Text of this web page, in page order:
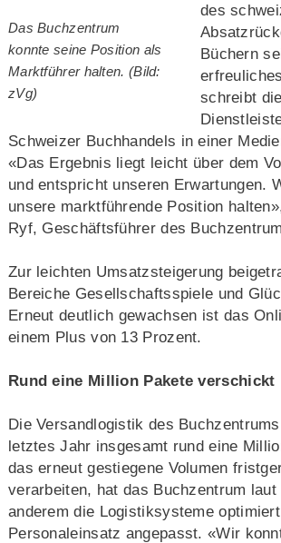
Das Buchzentrum
konnte seine Position als
Marktführer halten. (Bild:
zVg)
des
Büchern
schreibt
Schweizer Buchhandels in einer
«Das Ergebnis liegt leicht über dem
und entspricht unseren Erwartungen.
unsere marktführende Position
Ryf, Geschäftsführer des
Zur leichten Umsatzsteigerung
Bereiche Gesellschaftsspiele und
Erneut deutlich gewachsen ist das
einem Plus von 13 Prozent.
Rund eine Million Pakete verschickt
Die Versandlogistik des
letztes Jahr insgesamt rund eine
das erneut gestiegene Volumen
verarbeiten, hat das Buchzentrum
anderem die Logistiksysteme
Personaleinsatz angepasst. «Wir